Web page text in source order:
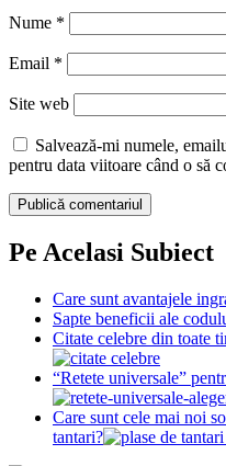
Nume *
Email *
Site web
Salvează-mi numele,
pentru data viitoare când o să
Pe Acelasi Subiect
Care sunt avantajele
Sapte beneficii ale
Citate celebre din toate
“Retete universale”
Care sunt cele mai noi
tantari?